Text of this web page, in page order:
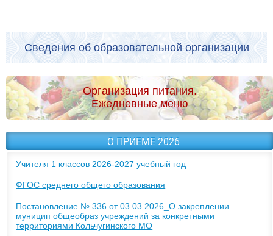
Сведения об образовательной организации
Организация питания.
Ежедневные меню
О ПРИЕМЕ 2026
Учителя 1 классов 2026-2027 учебный год
ФГОС среднего общего образования
Постановление № 336 от 03.03.2026_О закреплении
муницип общеобраз учреждений за конкретными
территориями Кольчугинского МО